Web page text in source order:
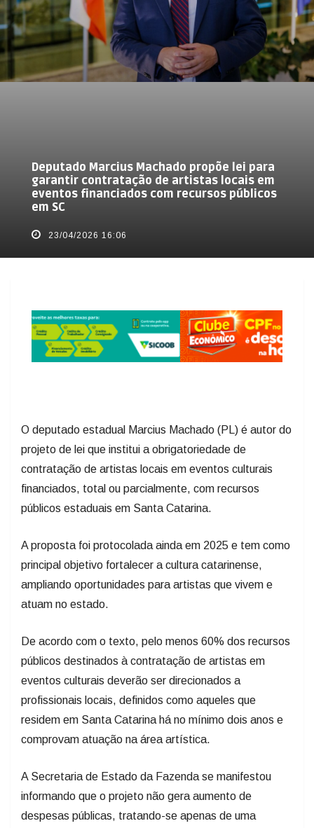
Deputado Marcius Machado propõe lei para
garantir contratação de artistas locais em
eventos financiados com recursos públicos
em SC
23/04/2026 16:06
O deputado estadual Marcius Machado (PL) é autor do
projeto de lei que institui a obrigatoriedade de
contratação de artistas locais em eventos culturais
financiados, total ou parcialmente, com recursos
públicos estaduais em Santa Catarina.
A proposta foi protocolada ainda em 2025 e tem como
principal objetivo fortalecer a cultura catarinense,
ampliando oportunidades para artistas que vivem e
atuam no estado.
De acordo com o texto, pelo menos 60% dos recursos
públicos destinados à contratação de artistas em
eventos culturais deverão ser direcionados a
profissionais locais, definidos como aqueles que
residem em Santa Catarina há no mínimo dois anos e
comprovam atuação na área artística.
A Secretaria de Estado da Fazenda se manifestou
informando que o projeto não gera aumento de
despesas públicas, tratando-se apenas de uma